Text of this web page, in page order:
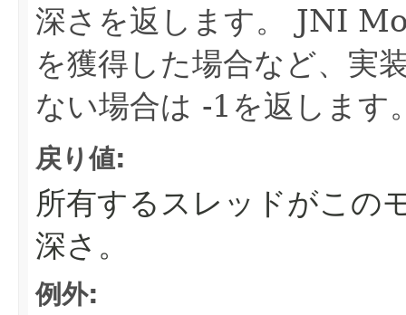
深さを返します。
JNI
を獲得した場合など、実
ない場合は -1を返します
戻り値:
所有するスレッドがこの
深さ。
例外: